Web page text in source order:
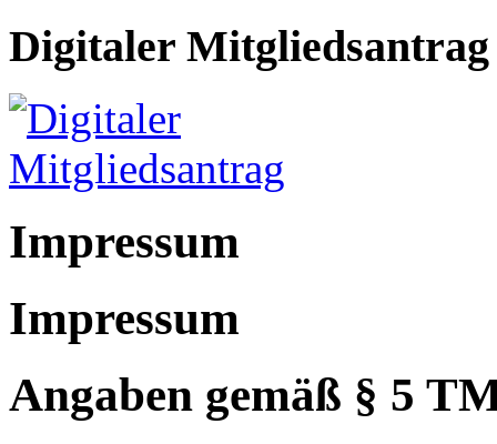
Digitaler Mitgliedsantrag
Impressum
Impressum
Angaben gemäß § 5